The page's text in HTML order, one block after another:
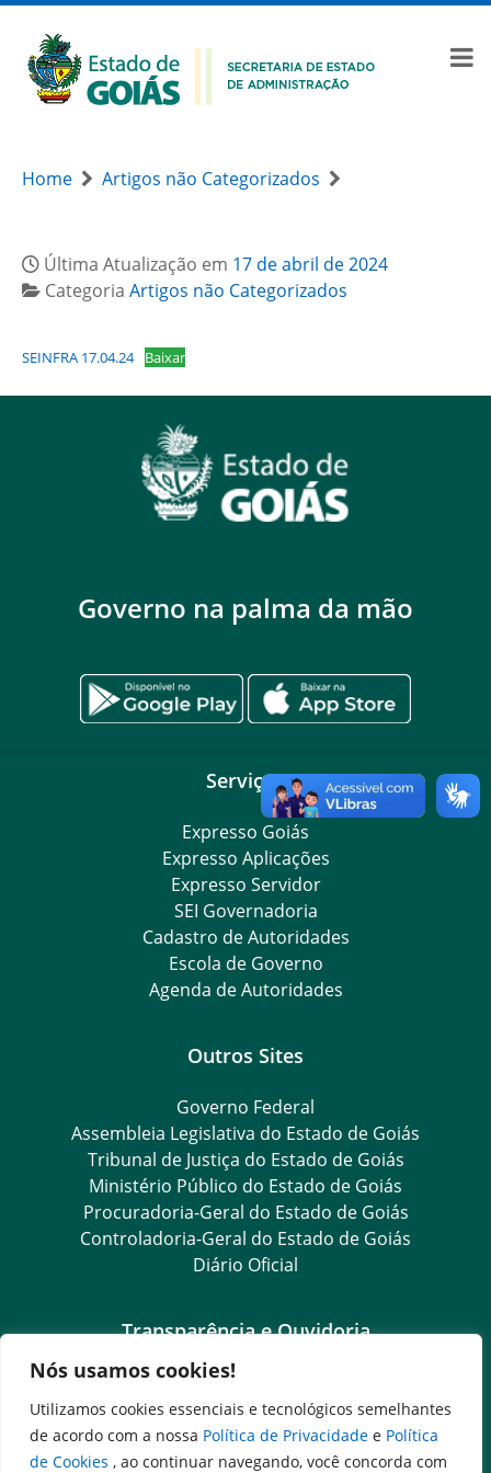
Nós usamos cookies!
Utilizamos cookies essenciais e tecnológicos semelhantes
de acordo com a nossa Política de Privacidade e Política
de Cookies , ao continuar navegando, você concorda com
Home Artigos não Categorizados
Última Atualização em 17 de abril de 2024
Categoria Artigos não Categorizados
SEINFRA 17.04.24 Baixar
Governo na palma da mão
Serviços
Expresso Goiás
Expresso Aplicações
Expresso Servidor
SEI Governadoria
Cadastro de Autoridades
Escola de Governo
Agenda de Autoridades
Outros Sites
Governo Federal
Assembleia Legislativa do Estado de Goiás
Tribunal de Justiça do Estado de Goiás
Ministério Público do Estado de Goiás
Procuradoria-Geral do Estado de Goiás
Controladoria-Geral do Estado de Goiás
Diário Oficial
Transparência e Ouvidoria
LGPD
Goiás Transparência
Dados Abertos Goiás
SIC – Serviço de Informação ao Cidadão